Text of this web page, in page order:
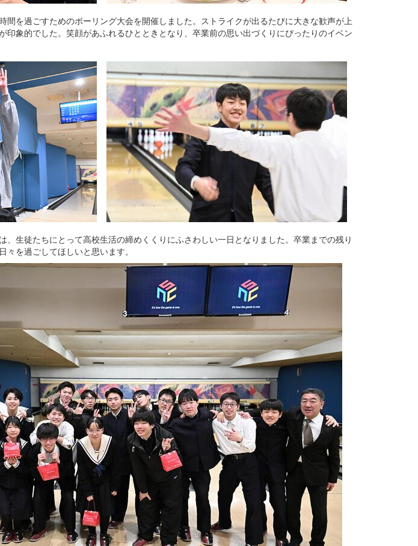
間を過ごすためのボーリング大会を開催しました。ストライクが出るたびに大きな歓声が上
印象的でした。笑顔があふれるひとときとなり、卒業前の思い出づくりにぴったりのイベン
、生徒たちにとって高校生活の締めくくりにふさわしい一日となりました。卒業までの残り
を過ごしてほしいと思います。